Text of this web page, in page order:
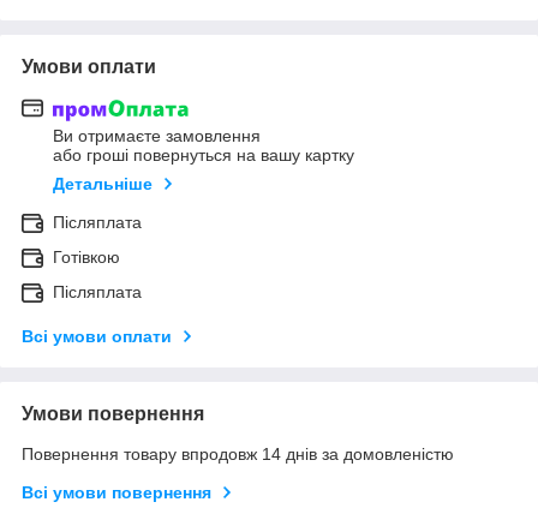
Умови оплати
Ви отримаєте замовлення
або гроші повернуться на вашу картку
Детальніше
Післяплата
Готівкою
Післяплата
Всі умови оплати
Умови повернення
Повернення товару впродовж 14 днів за домовленістю
Всі умови повернення